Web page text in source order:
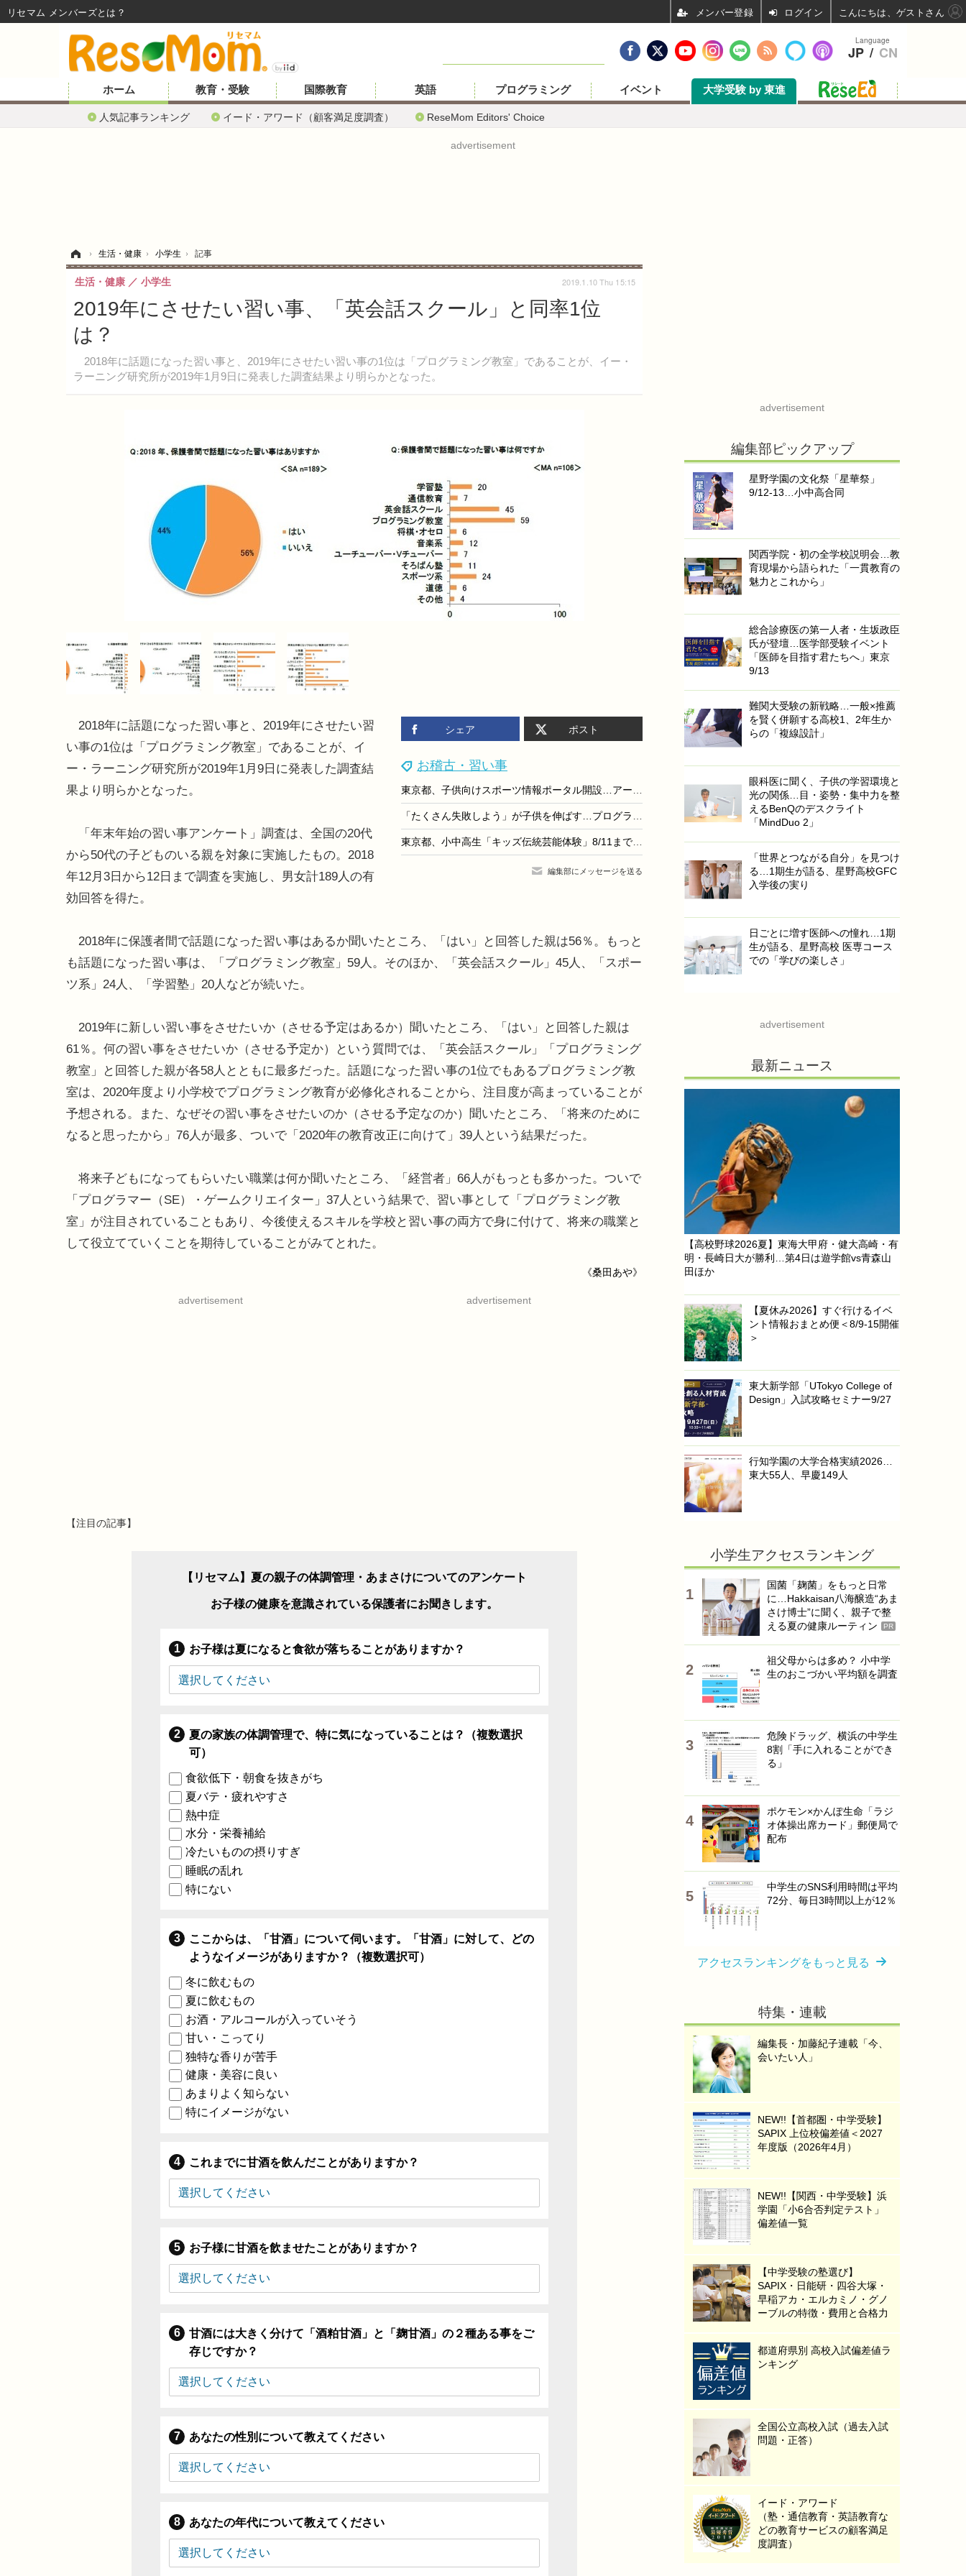
ホーム
人気記事ランキング イード・アワード（顧客満足度調査） ReseMom Editors' Choice
教育・受験 国際教育 英語 プログラミング イベント 大学受験 by 東進
advertisement
› 生活・健康 › 小学生 › 記事
2019年にさせたい習い事、「英会話スクール」と同率1位
は？
2018年に話題になった習い事と、2019年にさせたい習い事の1位は「プログラミング教室」であることが、イー・
ラーニング研究所が2019年1月9日に発表した調査結果より明らかとなった。
生活・健康 小学生 2019.1.10 Thu 15:15
シェア ポスト
お稽古・習い事
東京都、子供向けスポーツ情報ポータル開設…アーバンスポーツも掲載
「たくさん失敗しよう」が子供を伸ばす…プログラボW受賞、ベテラン講師3人が語る教室の魅力
東京都、小中高生「キッズ伝統芸能体験」8/11まで募集
編集部にメッセージを送る
2018年に話題になった習い事と、2019年にさせたい習
い事の1位は「プログラミング教室」であることが、イ
ー・ラーニング研究所が2019年1月9日に発表した調査結
果より明らかとなった。
「年末年始の習い事アンケート」調査は、全国の20代
から50代の子どものいる親を対象に実施したもの。2018
年12月3日から12日まで調査を実施し、男女計189人の有
効回答を得た。
2018年に保護者間で話題になった習い事はあるか聞いたところ、「はい」と回答した親は56％。もっと
も話題になった習い事は、「プログラミング教室」59人。そのほか、「英会話スクール」45人、「スポー
ツ系」24人、「学習塾」20人などが続いた。
2019年に新しい習い事をさせたいか（させる予定はあるか）聞いたところ、「はい」と回答した親は
61％。何の習い事をさせたいか（させる予定か）という質問では、「英会話スクール」「プログラミング
教室」と回答した親が各58人とともに最多だった。話題になった習い事の1位でもあるプログラミング教
室は、2020年度より小学校でプログラミング教育が必修化されることから、注目度が高まっていることが
予想される。また、なぜその習い事をさせたいのか（させる予定なのか）聞いたところ、「将来のために
なると思ったから」76人が最多、ついで「2020年の教育改正に向けて」39人という結果だった。
将来子どもになってもらいたい職業は何か聞いたところ、「経営者」66人がもっとも多かった。ついで
「プログラマー（SE）・ゲームクリエイター」37人という結果で、習い事として「プログラミング教
室」が注目されていることもあり、今後使えるスキルを学校と習い事の両方で身に付けて、将来の職業と
して役立てていくことを期待していることがみてとれた。
《桑田あや》
advertisement advertisement
【注目の記事】
【リセマム】夏の親子の体調管理・あまさけについてのアンケート
お子様の健康を意識されている保護者にお聞きします。
お子様は夏になると食欲が落ちることがありますか？
夏の家族の体調管理で、特に気になっていることは？（複数選択
可）
食欲低下・朝食を抜きがち
夏バテ・疲れやすさ
熱中症
水分・栄養補給
冷たいものの摂りすぎ
睡眠の乱れ
特にない
ここからは、「甘酒」について伺います。「甘酒」に対して、どの
ようなイメージがありますか？（複数選択可）
冬に飲むもの
夏に飲むもの
お酒・アルコールが入っていそう
甘い・こってり
独特な香りが苦手
健康・美容に良い
あまりよく知らない
特にイメージがない
これまでに甘酒を飲んだことがありますか？
お子様に甘酒を飲ませたことがありますか？
甘酒には大きく分けて「酒粕甘酒」と「麹甘酒」の２種ある事をご
存じですか？
あなたの性別について教えてください
あなたの年代について教えてください
advertisement
編集部ピックアップ
星野学園の文化祭「星華祭」
9/12-13…小中高合同
関西学院・初の全学校説明会…教
育現場から語られた「一貫教育の
魅力とこれから」
総合診療医の第一人者・生坂政臣
氏が登壇…医学部受験イベント
「医師を目指す君たちへ」東京
9/13
難関大受験の新戦略…一般×推薦
を賢く併願する高校1、2年生か
らの「複線設計」
眼科医に聞く、子供の学習環境と
光の関係…目・姿勢・集中力を整
えるBenQのデスクライト
「MindDuo 2」
「世界とつながる自分」を見つけ
る…1期生が語る、星野高校GFC
入学後の実り
日ごとに増す医師への憧れ…1期
生が語る、星野高校 医専コース
での「学びの楽しさ」
advertisement
最新ニュース
【高校野球2026夏】東海大甲府・健大高崎・有
明・長崎日大が勝利…第4日は遊学館vs青森山
田ほか
【夏休み2026】すぐ行けるイベ
ント情報おまとめ便＜8/9-15開催
＞
東大新学部「UTokyo College of
Design」入試攻略セミナー9/27
行知学園の大学合格実績2026…
東大55人、早慶149人
小学生アクセスランキング
国菌「麹菌」をもっと日常
に…Hakkaisan八海醸造“あま
さけ博士”に聞く、親子で整
える夏の健康ルーティン
PR
祖父母からは多め？ 小中学
生のおこづかい平均額を調査
危険ドラッグ、横浜の中学生
8割「手に入れることができ
る」
ポケモン×かんぽ生命「ラジ
オ体操出席カード」郵便局で
配布
中学生のSNS利用時間は平均
72分、毎日3時間以上が12％
アクセスランキングをもっと見る
特集・連載
編集長・加藤紀子連載「今、
会いたい人」
NEW!!【首都圏・中学受験】
SAPIX 上位校偏差値＜2027
年度版（2026年4月）
NEW!!【関西・中学受験】浜
学園「小6合否判定テスト」
偏差値一覧
【中学受験の塾選び】
SAPIX・日能研・四谷大塚・
早稲アカ・エルカミノ・グノ
ーブルの特徴・費用と合格力
都道府県別 高校入試偏差値ラ
ンキング
全国公立高校入試（過去入試
問題・正答）
イード・アワード
（塾・通信教育・英語教育な
どの教育サービスの顧客満足
度調査）
Language
JP / CN
リセマム メンバーズ ログイン こんにちは、ゲストさん